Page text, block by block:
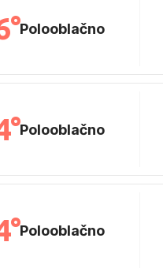
Polooblačno
Polooblačno
Polooblačno